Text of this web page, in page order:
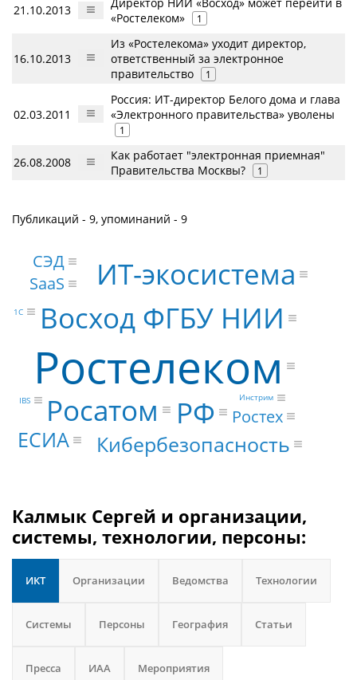
21.10.2013
«Ростелеком»
1
16.10.2013
Из «Ростелекома» уходит директор,
ответственный за электронное
правительство
1
02.03.2011
Россия: ИТ-директор Белого дома и глава
«Электронного правительства» уволены
1
26.08.2008
Как работает "электронная приемная"
Правительства Москвы?
1
Публикаций - 9, упоминаний - 9
Ростелеком
Восход ФГБУ НИИ
Росатом
ИТ-экосистема
РФ
ЕСИА Кибербезопасность
Ростех
SaaS
СЭД
Инстрим
IBS
1С
Калмык Сергей и организации,
системы, технологии, персоны:
ИКТ Организации Ведомства Технологии
Системы Персоны География Статьи
Пресса ИАА Мероприятия